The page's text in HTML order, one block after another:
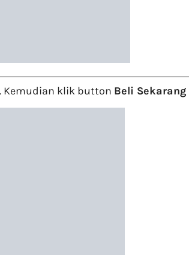
Kemudian klik button Beli Sekarang